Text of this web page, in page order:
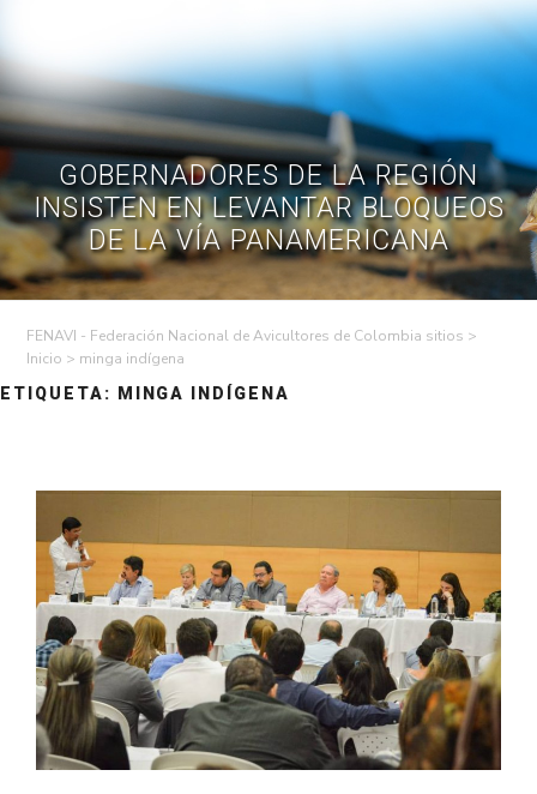
content
GOBERNADORES DE LA REGIÓN
INSISTEN EN LEVANTAR BLOQUEOS
DE LA VÍA PANAMERICANA
FENAVI - Federación Nacional de Avicultores de Colombia sitios >
> minga indígena
ETIQUETA:
MINGA INDÍGENA